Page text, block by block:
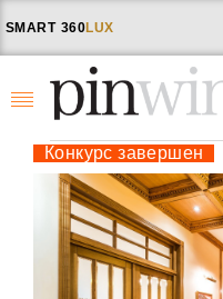
SMART 360LUX
Конкурс завершен